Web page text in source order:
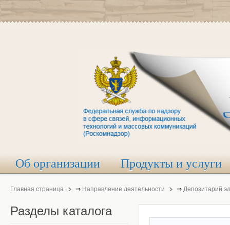
Об организации Продукты и услуги
Главная страница ⇒ Направление деятельности ⇒ Депозитарий
Разделы каталога